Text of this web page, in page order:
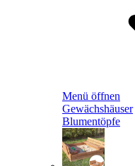
Menü öffnen
Gewächshäuser
Blumentöpfe